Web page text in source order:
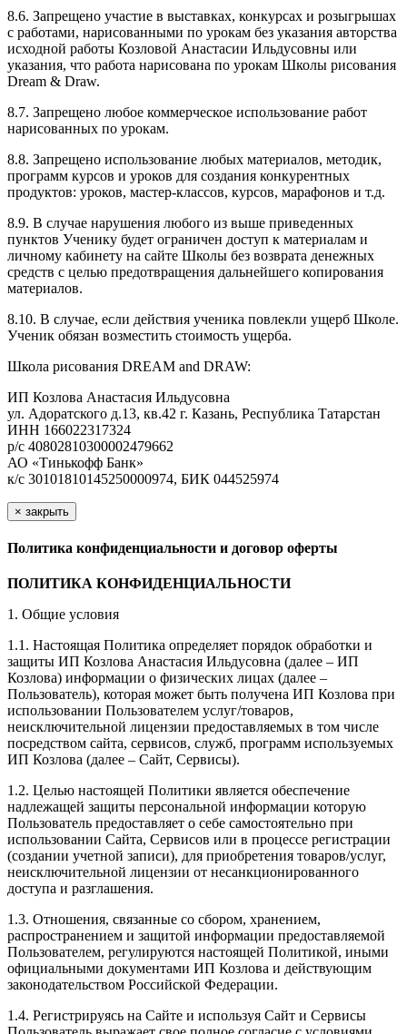
8.6. Запрещено участие в выставках, конкурсах и розыгрышах
с работами, нарисованными по урокам без указания авторства
исходной работы Козловой Анастасии Ильдусовны или
указания, что работа нарисована по урокам Школы рисования
Dream & Draw.
8.7. Запрещено любое коммерческое использование работ
нарисованных по урокам.
8.8. Запрещено использование любых материалов, методик,
программ курсов и уроков для создания конкурентных
продуктов: уроков, мастер-классов, курсов, марафонов и т.д.
8.9. В случае нарушения любого из выше приведенных
пунктов Ученику будет ограничен доступ к материалам и
личному кабинету на сайте Школы без возврата денежных
средств с целью предотвращения дальнейшего копирования
материалов.
8.10. В случае, если действия ученика повлекли ущерб Школе.
Ученик обязан возместить стоимость ущерба.
Школа рисования DREAM and DRAW:
ИП Козлова Анастасия Ильдусовна
ул. Адоратского д.13, кв.42 г. Казань, Республика Татарстан
ИНН 166022317324
р/с 40802810300002479662
АО «Тинькофф Банк»
к/с 30101810145250000974, БИК 044525974
× закрыть
Политика конфиденциальности и договор оферты
ПОЛИТИКА КОНФИДЕНЦИАЛЬНОСТИ
1. Общие условия
1.1. Настоящая Политика определяет порядок обработки и
защиты ИП Козлова Анастасия Ильдусовна (далее – ИП
Козлова) информации о физических лицах (далее –
Пользователь), которая может быть получена ИП Козлова при
использовании Пользователем услуг/товаров,
неисключительной лицензии предоставляемых в том числе
посредством сайта, сервисов, служб, программ используемых
ИП Козлова (далее – Сайт, Сервисы).
1.2. Целью настоящей Политики является обеспечение
надлежащей защиты персональной информации которую
Пользователь предоставляет о себе самостоятельно при
использовании Сайта, Сервисов или в процессе регистрации
(создании учетной записи), для приобретения товаров/услуг,
неисключительной лицензии от несанкционированного
доступа и разглашения.
1.3. Отношения, связанные со сбором, хранением,
распространением и защитой информации предоставляемой
Пользователем, регулируются настоящей Политикой, иными
официальными документами ИП Козловa и действующим
законодательством Российской Федерации.
1.4. Регистрируясь на Сайте и используя Сайт и Сервисы